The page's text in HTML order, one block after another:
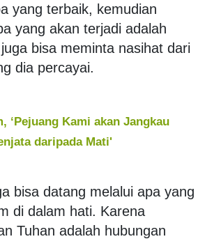
yang terbaik, kemudian
yang akan terjadi adalah
bisa meminta nasihat dari
dia percayai.
‘Pejuang Kami akan Jangkau
daripada Mati'
bisa datang melalui apa yang
di dalam hati. Karena
Tuhan adalah hubungan